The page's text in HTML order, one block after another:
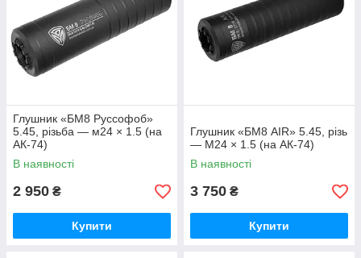
Глушник «БМ8 Руссофоб»
5.45, різьба — м24 × 1.5 (на
АК-74)
В наявності
2 950 ₴
Купити
Глушник «БМ8 AIR» 5.45, різь
— M24 × 1.5 (на АК-74)
В наявності
3 750 ₴
Купити